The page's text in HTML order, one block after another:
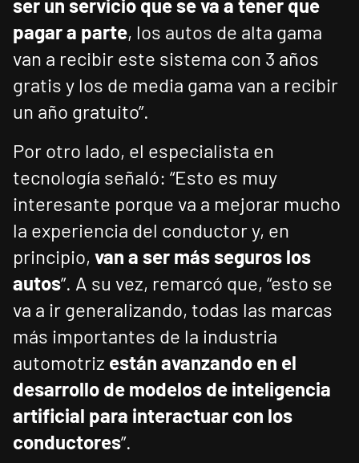
ser un servicio que se va a tener que
pagar a parte, los autos de alta gama
van a recibir este sistema con 3 años
gratis y los de media gama van a recibir
un año gratuito”.
Por otro lado, el especialista en
tecnología señaló: “Esto es muy
interesante porque va a mejorar mucho
la experiencia del conductor y, en
principio, van a ser más seguros los
autos”. A su vez, remarcó que, “esto se
va a ir generalizando, todas las marcas
más importantes de la industria
automotriz están avanzando en el
desarrollo de modelos de inteligencia
artificial para interactuar con los
conductores”.